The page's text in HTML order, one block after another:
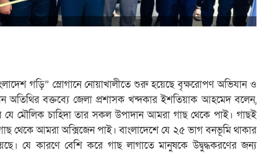
গড়ি” স্লোগানে নোয়াখালীতে শুরু হয়েছে বৃক্ষরোপণ অভিযান ও
অতিথির বক্তব্যে জেলা প্রশাসক খন্দকার ইশতিয়াক আহমেদ বলেন,
যে মৌলিক চাহিদা তার সকল উপাদান আমরা গাছ থেকে পাই। গাছই
থেকে আমরা অক্সিজেন পাই। বাংলাদেশে যে ২৫ ভাগ বনভূমি থাকার
যে কারণে বেশি করে গাছ লাগাতে মানুষকে উদ্বুদ্ধকরণের জন্য